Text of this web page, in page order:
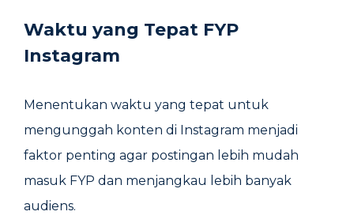
Waktu yang Tepat FYP
Instagram
Menentukan waktu yang tepat untuk
mengunggah konten di Instagram menjadi
faktor penting agar postingan lebih mudah
masuk FYP dan menjangkau lebih banyak
audiens.